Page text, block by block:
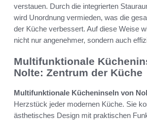
verstauen. Durch die integrierten
wird Unordnung vermieden, was die
der Küche verbessert. Auf diese Weise
nicht nur angenehmer, sondern auch
Multifunktionale
Nolte: Zentrum der Küche
Multifunktionale Kücheninseln von
Herzstück jeder modernen Küche. Sie
ästhetisches Design mit praktischen